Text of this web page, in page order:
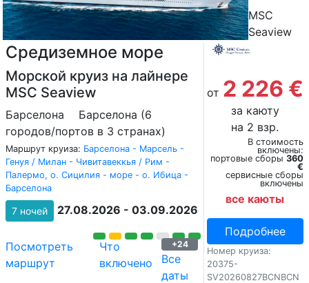
MSC
Seaview
Средиземное море
Морской круиз на лайнере
MSC Seaview
Барселона
Барселона (6
городов/портов в 3 странах)
Маршрут круиза: Барселона - Марсель -
Генуя / Милан - Чивитавеккья / Рим -
Палермо, о. Сицилия - море - о. Ибица -
Барселона
7 ночей 27.08.2026 - 03.09.2026
Посмотреть
маршрут
Что
включено
+24
Все
даты
от 2 226 €
за каюту
на 2 взр.
В стоимость
включены:
портовые сборы 360
€
сервисные сборы
включены
все каюты
Подробнее
Номер круиза:
20375-
SV20260827BCNBCN